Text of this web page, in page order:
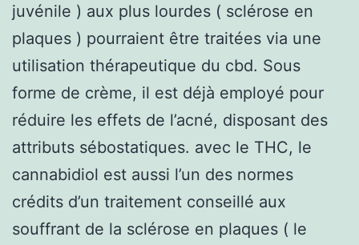
juvénile ) aux plus lourdes ( sclérose en
plaques ) pourraient être traitées via une
utilisation thérapeutique du cbd. Sous
forme de crème, il est déjà employé pour
réduire les effets de l’acné, disposant des
attributs sébostatiques. avec le THC, le
cannabidiol est aussi l’un des normes
crédits d’un traitement conseillé aux
souffrant de la sclérose en plaques ( le